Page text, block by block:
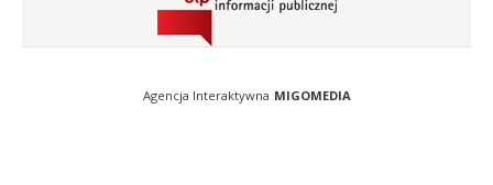
Agencja Interaktywna MIGOMEDIA